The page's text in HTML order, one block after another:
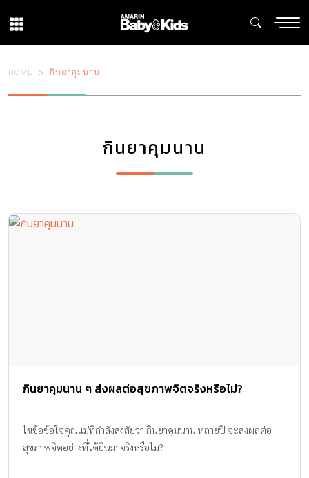
HOME กินยาคุมนาน
กินยาคุมนาน
กินยาคุมนาน ๆ ส่งผลต่อสุขภาพจิตจริงหรือไม่?
ไขข้อข้อใจคุณแม่ที่กำลังสงสัยว่า กินยาคุมนาน หลายปี จะส่งผลต่อ
สุขภาพจิตอย่างที่ได้ยินมาจริงหรือไม่?